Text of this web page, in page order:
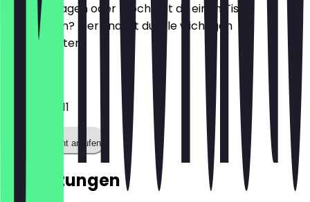
Hast du Fragen oder möchtest du einen Tisch
reservieren? Hier findest du alle wichtigen
Kontaktdaten.
035120611211
Restaurant anrufen
Bewertungen